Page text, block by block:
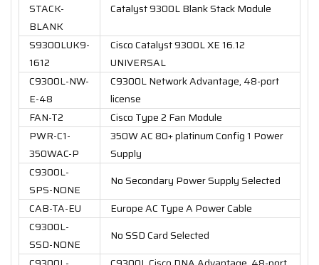
STACK-
BLANK
Catalyst 9300L Blank Stack Module
S9300LUK9-
1612
Cisco Catalyst 9300L XE 16.12
UNIVERSAL
C9300L-NW-
E-48
C9300L Network Advantage, 48-port
license
FAN-T2
Cisco Type 2 Fan Module
PWR-C1-
350WAC-P
350W AC 80+ platinum Config 1 Power
Supply
C9300L-
SPS-NONE
No Secondary Power Supply Selected
CAB-TA-EU
Europe AC Type A Power Cable
C9300L-
SSD-NONE
No SSD Card Selected